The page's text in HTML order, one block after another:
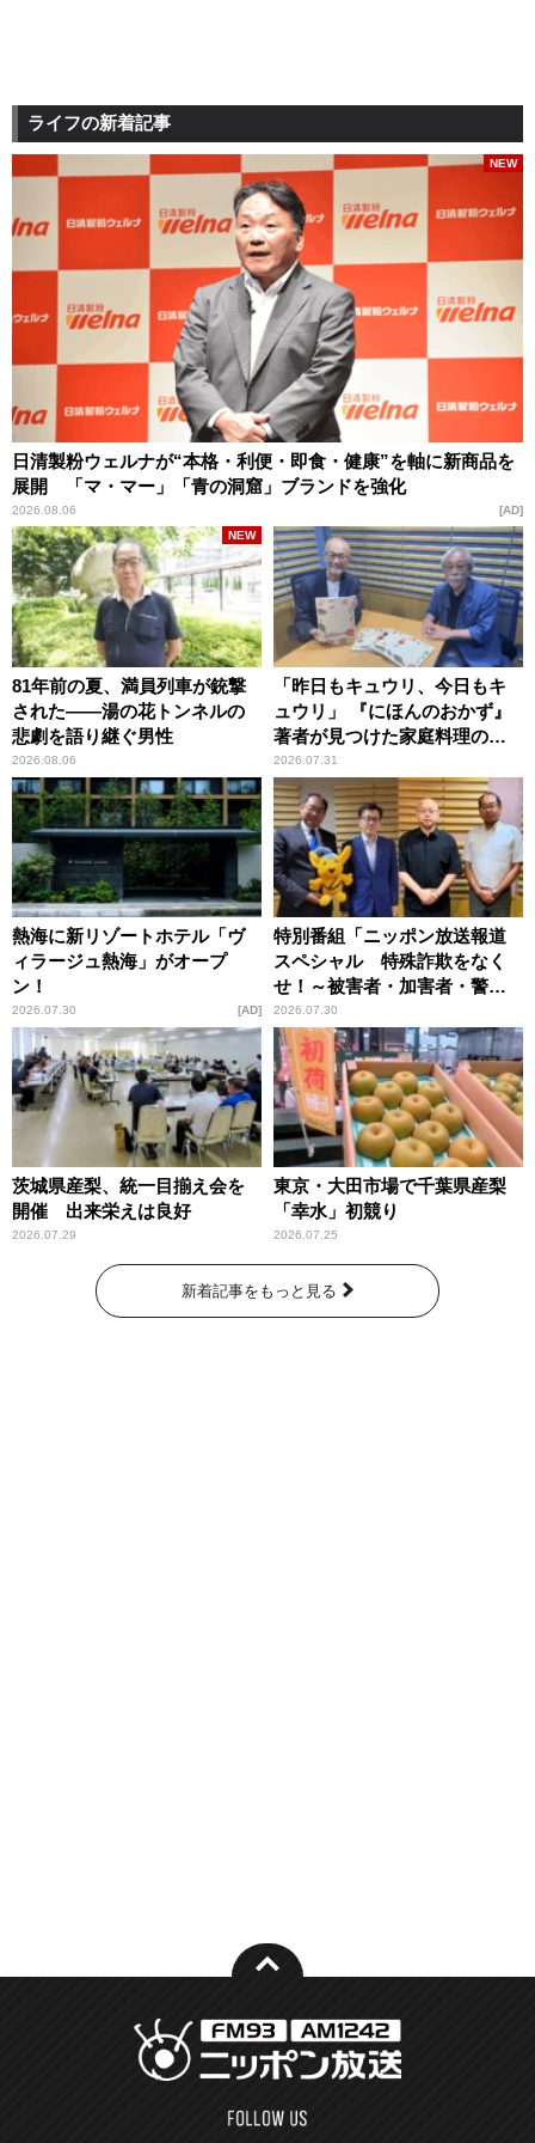
ライフの新着記事
日清製粉ウェルナが“本格・利便・即食・健康”を軸に新商品を
展開 「マ・マー」「青の洞窟」ブランドを強化
2026.08.06
NEW
AD
81年前の夏、満員列車が銃撃
された――湯の花トンネルの
悲劇を語り継ぐ男性
2026.08.06
NEW
「昨日もキュウリ、今日もキ
ュウリ」 『にほんのおかず』
著者が見つけた家庭料理の知
恵
2026.07.31
熱海に新リゾートホテル「ヴ
ィラージュ熱海」がオープ
ン！
2026.07.30 AD
特別番組「ニッポン放送報道
スペシャル 特殊詐欺をなく
せ！～被害者・加害者・警視
庁が語るトクリュウの実態
～」放送
2026.07.30
茨城県産梨、統一目揃え会を
開催 出来栄えは良好
2026.07.29
東京・大田市場で千葉県産梨
「幸水」初競り
2026.07.25
新着記事をもっと見る